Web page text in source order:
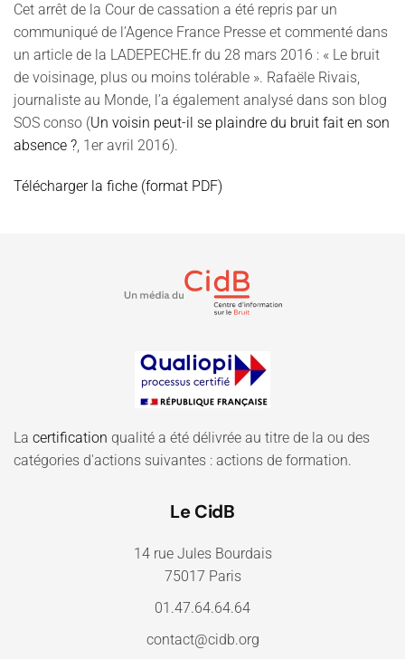
Cet arrêt de la Cour de cassation a été repris par un
communiqué de l’Agence France Presse et commenté dans
un article de la LADEPECHE.fr du 28 mars 2016 : « Le bruit
de voisinage, plus ou moins tolérable ». Rafaële Rivais,
journaliste au Monde, l’a également analysé dans son blog
SOS conso (Un voisin peut-il se plaindre du bruit fait en son
absence ?, 1er avril 2016).
Télécharger la fiche (format PDF)
La certification qualité a été délivrée au titre de la ou des
catégories d'actions suivantes : actions de formation.
Le CidB
14 rue Jules Bourdais
75017 Paris
01.47.64.64.64
contact@cidb.org